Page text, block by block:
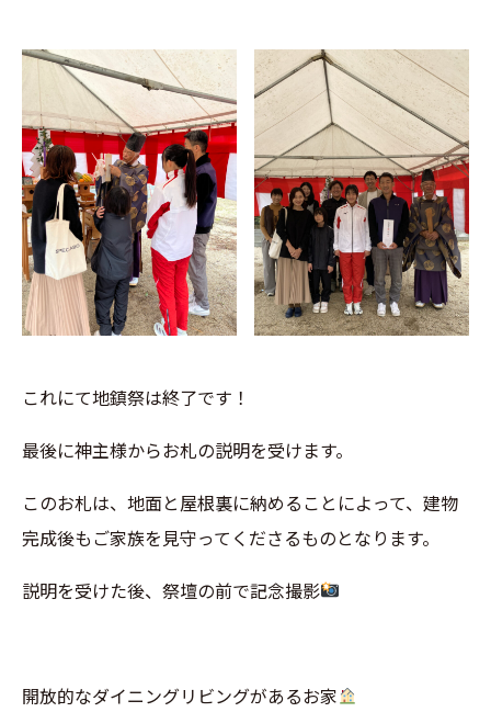
これにて地鎮祭は終了です！
最後に神主様からお札の説明を受けます。
このお札は、地面と屋根裏に納めることによって、建物
完成後もご家族を見守ってくださるものとなります。
説明を受けた後、祭壇の前で記念撮影
開放的なダイニングリビングがあるお家